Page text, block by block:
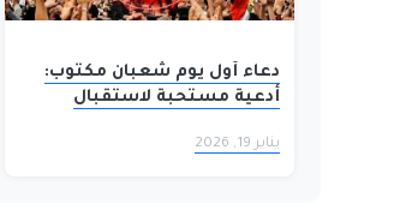
دعاء أول يوم شعبان مكتوب:
أدعية مستحبة لاستقبال
يناير 19, 2026